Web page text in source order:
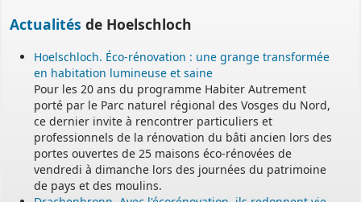
Actualités de Hoelschloch
Hoelschloch. Éco-rénovation : une grange transformée
en habitation lumineuse et saine
Pour les 20 ans du programme Habiter Autrement
porté par le Parc naturel régional des Vosges du Nord,
ce dernier invite à rencontrer particuliers et
professionnels de la rénovation du bâti ancien lors des
portes ouvertes de 25 maisons éco-rénovées de
vendredi à dimanche lors des journées du patrimoine
de pays et des moulins.